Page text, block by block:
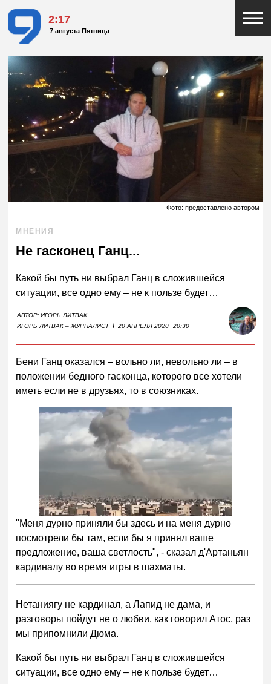
2:17
7 августа Пятница
Фото: предоставлено автором
МНЕНИЯ
Не гасконец Ганц...
Какой бы путь ни выбрал Ганц в сложившейся
ситуации, все одно ему – не к пользе будет…
АВТОР:ИГОРЬ ЛИТВАК
ИГОРЬ ЛИТВАК – ЖУРНАЛИСТ I 20 АПРЕЛЯ 2020 20:30
Бени Ганц оказался – вольно ли, невольно ли – в
положении бедного гасконца, которого все хотели
иметь если не в друзьях, то в союзниках.
"Меня дурно приняли бы здесь и на меня дурно
посмотрели бы там, если бы я принял ваше
предложение, ваша светлость", - сказал д'Артаньян
кардиналу во время игры в шахматы.
Нетаниягу не кардинал, а Лапид не дама, и
разговоры пойдут не о любви, как говорил Атос, раз
мы припомнили Дюма.
Какой бы путь ни выбрал Ганц в сложившейся
ситуации, все одно ему – не к пользе будет…